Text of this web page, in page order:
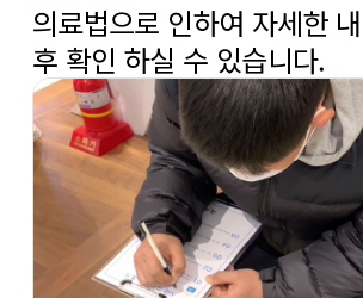
의료법으로 인하여 자세한
후 확인 하실 수 있습니다.